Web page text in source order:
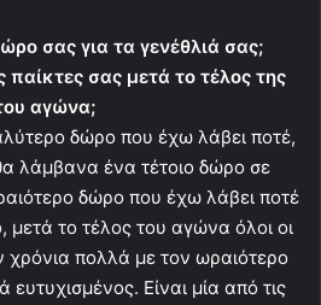
σας για τα γενέθλιά σας;
παίκτες σας μετά το τέλος της
αγώνα;
δώρο που έχω λάβει ποτέ,
λάμβανα ένα τέτοιο δώρο σε
δώρο που έχω λάβει ποτέ
το τέλος του αγώνα όλοι οι
χρόνια πολλά με τον ωραιότερο
ευτυχισμένος. Είναι μία από τις